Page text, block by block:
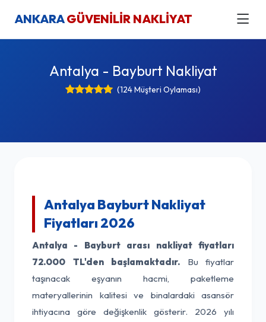
ANKARAGÜVENİLİR NAKLİYAT
Antalya - Bayburt Nakliyat
(124 Müşteri Oylaması)
Antalya Bayburt Nakliyat
Fiyatları 2026
Antalya - Bayburt arası nakliyat fiyatları
72.000 TL'den başlamaktadır. Bu fiyatlar
taşınacak eşyanın hacmi, paketleme
materyallerinin kalitesi ve binalardaki asansör
ihtiyacına göre değişkenlik gösterir. 2026 yılı